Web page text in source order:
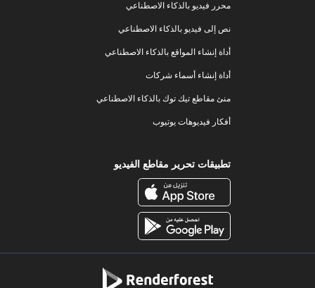
محرر فيديو بالذكاء الاصطناعي
نص إلى فيديو بالذكاء الاصطناعي
أداة إنشاء المواقع بالذكاء الاصطناعي
أداة إنشاء أسماء شركات
منئ مقاطع تيك توك بالذكاء الاصطناعي
أفكار فيديوهات يوتيوب
تطبيقات تحرير مقاطع الفيديو